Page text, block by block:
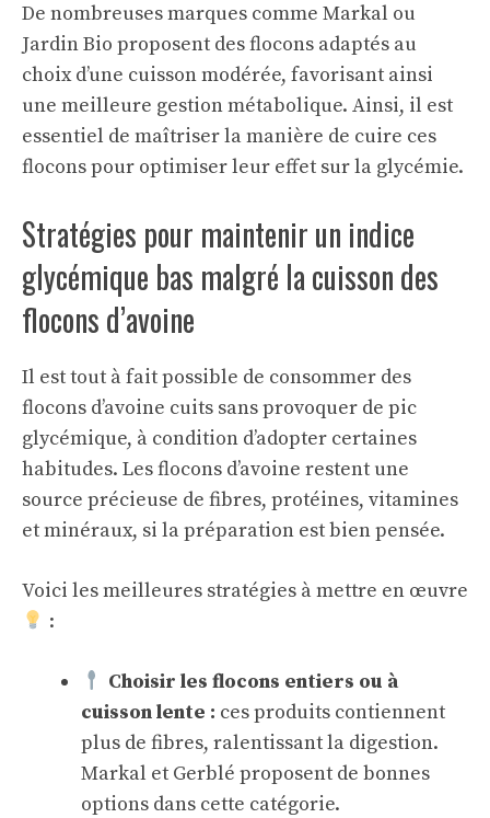
De nombreuses marques comme Markal ou
Jardin Bio proposent des flocons adaptés au
choix d’une cuisson modérée, favorisant ainsi
une meilleure gestion métabolique. Ainsi, il est
essentiel de maîtriser la manière de cuire ces
flocons pour optimiser leur effet sur la glycémie.
Stratégies pour maintenir un indice
glycémique bas malgré la cuisson des
flocons d’avoine
Il est tout à fait possible de consommer des
flocons d’avoine cuits sans provoquer de pic
glycémique, à condition d’adopter certaines
habitudes. Les flocons d’avoine restent une
source précieuse de fibres, protéines, vitamines
et minéraux, si la préparation est bien pensée.
Voici les meilleures stratégies à mettre en œuvre
:
Choisir les flocons entiers ou à
cuisson lente : ces produits contiennent
plus de fibres, ralentissant la digestion.
Markal et Gerblé proposent de bonnes
options dans cette catégorie.